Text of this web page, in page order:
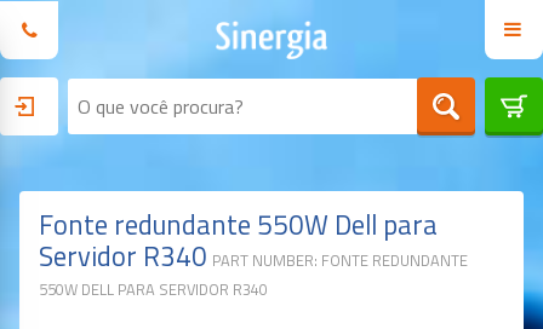
Fonte redundante 550W Dell para
Servidor R340 PART NUMBER: FONTE REDUNDANTE
550W DELL PARA SERVIDOR R340